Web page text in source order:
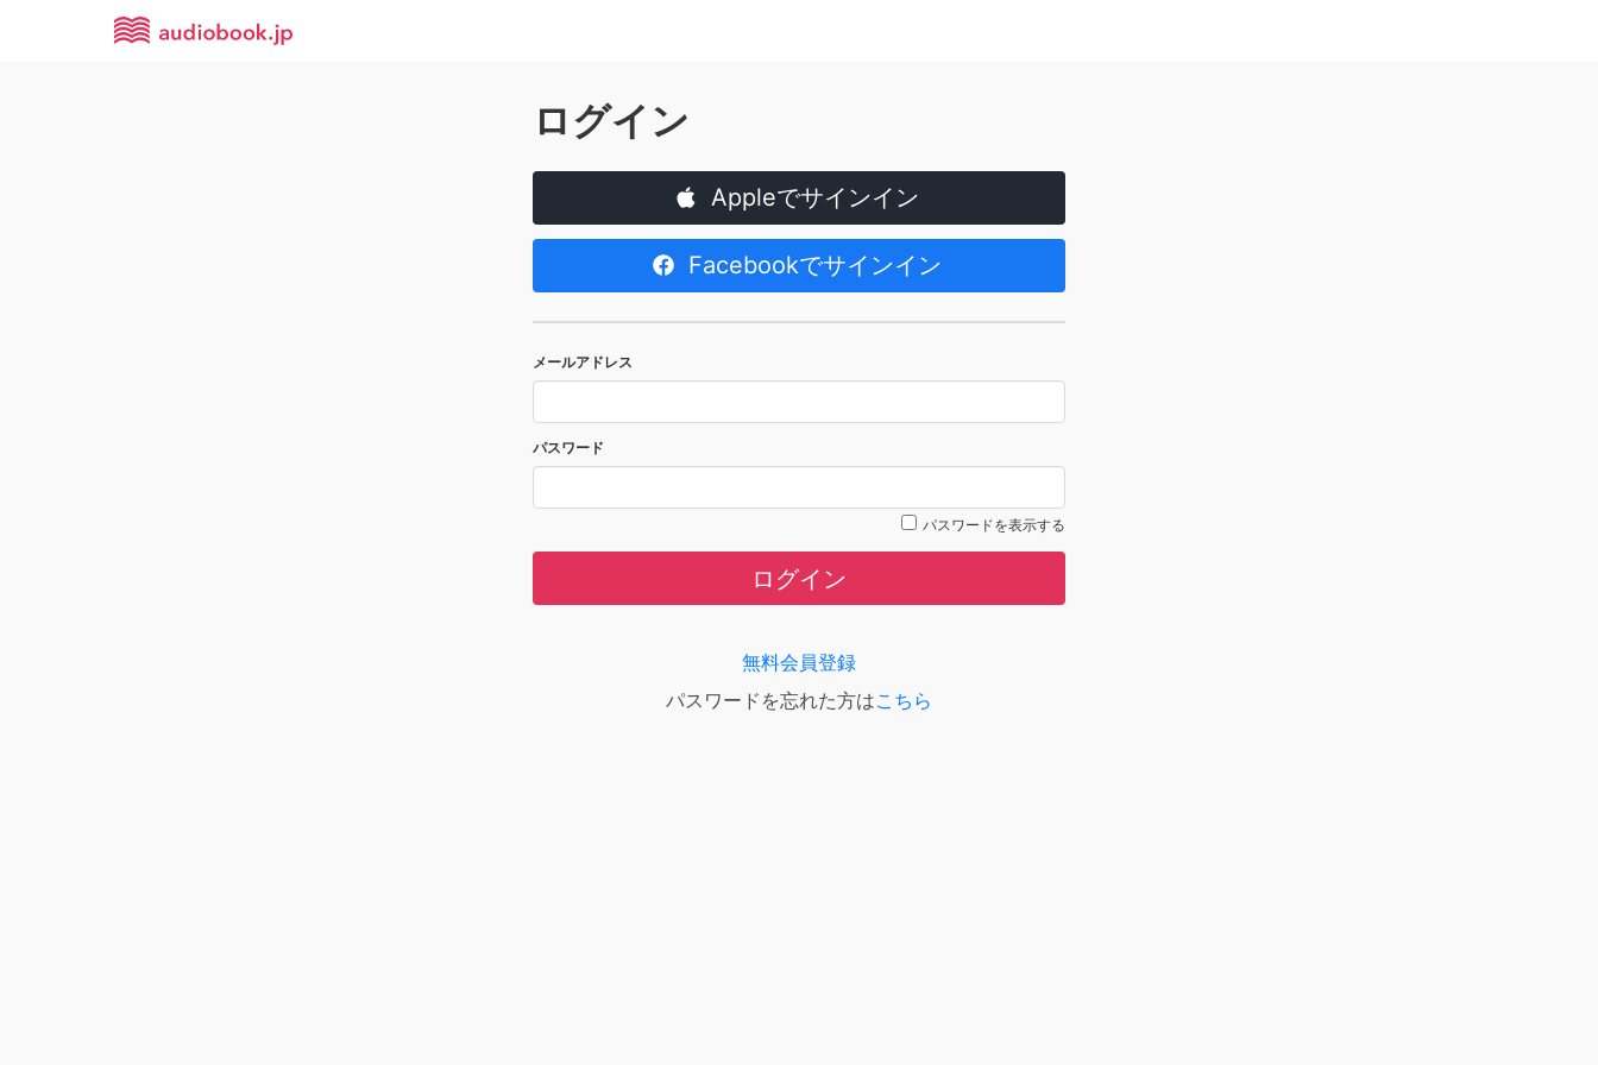
ログイン
Appleでサインイン
Facebookでサインイン
メールアドレス
パスワード
パスワードを表示する
ログイン
無料会員登録
パスワードを忘れた方はこちら